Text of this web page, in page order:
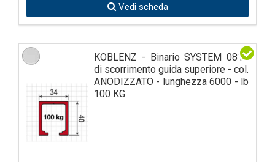
Vedi scheda
KOBLENZ - Binario SYSTEM 0810
di scorrimento guida superiore - col.
ANODIZZATO - lunghezza 6000 - lb
100 KG